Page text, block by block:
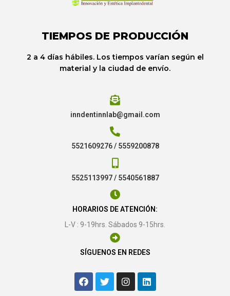
TIEMPOS DE PRODUCCIÓN
2 a 4 días hábiles. Los tiempos varían según el
material y la ciudad de envío.
inndentinnlab@gmail.com
5521609276 / 5559200878
5525113997 / 5540561887
HORARIOS DE ATENCIÓN:
L-V : 9-19hrs. Sábados 9-15hrs.
SÍGUENOS EN REDES